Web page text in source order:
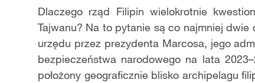
Dlaczego rząd Filipin wielokrotnie
Tajwanu? Na to pytanie są co najmniej
urzędu przez prezydenta Marcosa, jego
bezpieczeństwa narodowego na lata
położony geograficznie blisko archipelagu